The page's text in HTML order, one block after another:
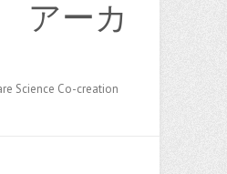
アーカ
Science Co-creation